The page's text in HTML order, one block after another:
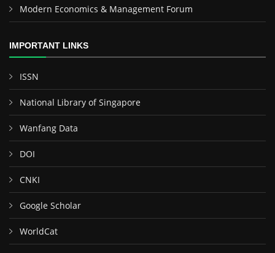
Modern Economics & Management Forum
IMPORTANT LINKS
ISSN
National Library of Singapore
Wanfang Data
DOI
CNKI
Google Scholar
WorldCat